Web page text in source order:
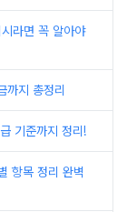
라면 꼭 알아야
까지 총정리
기준까지 정리!
항목 정리 완벽